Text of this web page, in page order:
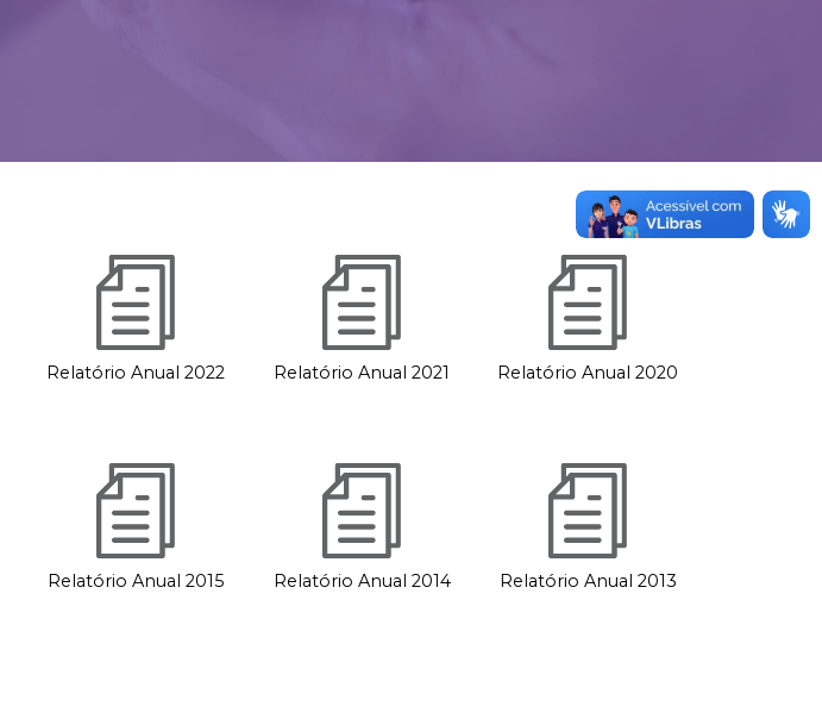
Relatório Anual 2022 Relatório Anual 2021 Relatório Anual 2020
Relatório Anual 2015 Relatório Anual 2014 Relatório Anual 2013